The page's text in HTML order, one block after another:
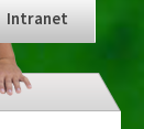
Intranet